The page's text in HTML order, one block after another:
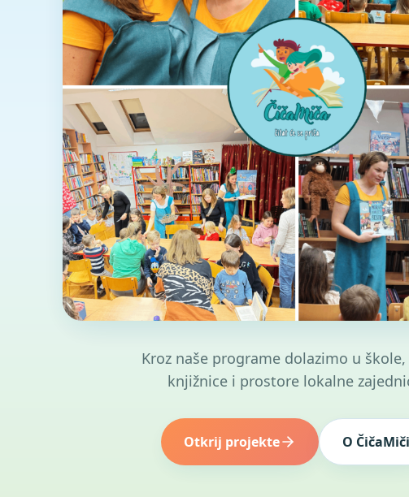
Kroz naše programe dolazimo u
knjižnice i prostore lokalne
Otkrij projekte O ČičaMiči